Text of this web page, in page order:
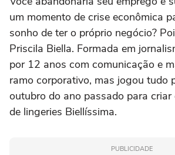
um momento de crise econômica
sonho de ter o próprio negócio?
Priscila Biella. Formada em
por 12 anos com comunicação e
ramo corporativo, mas jogou tudo
outubro do ano passado para criar
de lingeries Biellíssima.
PUBLICIDADE